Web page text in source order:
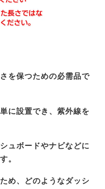
を保つための必需品で
に設置でき、紫外線を
ュボードやナビなどに
。
め、どのようなダッシ